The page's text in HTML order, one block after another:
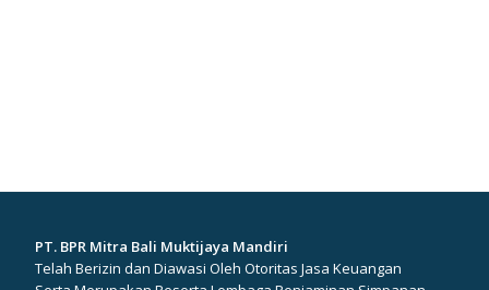
PT. BPR Mitra Bali Muktijaya Mandiri
Telah Berizin dan Diawasi Oleh Otoritas Jasa Keuangan